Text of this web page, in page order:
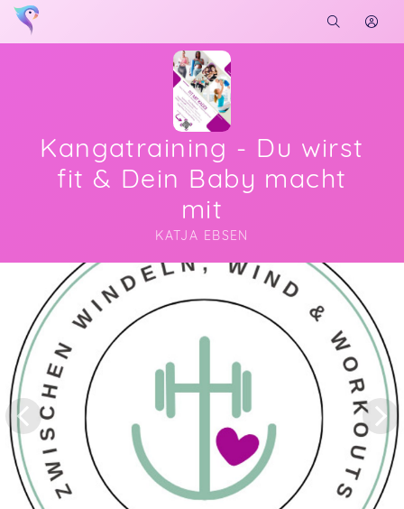
Kangatraining - Du wirst
fit & Dein Baby macht
mit
KATJA EBSEN
Soon you will learn more about me here...